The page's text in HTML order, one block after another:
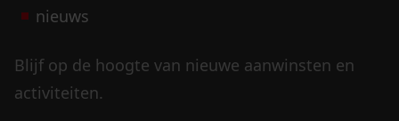
nieuws
Blijf op de hoogte van nieuwe aanwinsten en
activiteiten.